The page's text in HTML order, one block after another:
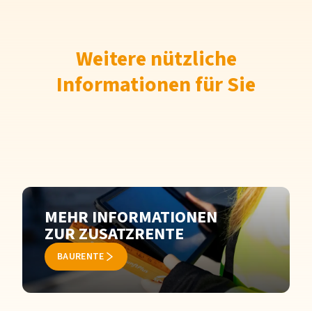
Weitere nützliche
Informationen für Sie
MEHR INFORMATIONEN
ZUR ZUSATZRENTE
BAURENTE